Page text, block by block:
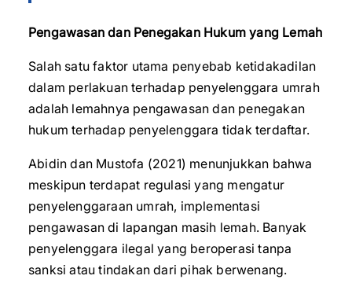
Pengawasan dan Penegakan Hukum yang Lemah
Salah satu faktor utama penyebab ketidakadilan
dalam perlakuan terhadap penyelenggara umrah
adalah lemahnya pengawasan dan penegakan
hukum terhadap penyelenggara tidak terdaftar.
Abidin dan Mustofa (2021) menunjukkan bahwa
meskipun terdapat regulasi yang mengatur
penyelenggaraan umrah, implementasi
pengawasan di lapangan masih lemah. Banyak
penyelenggara ilegal yang beroperasi tanpa
sanksi atau tindakan dari pihak berwenang.